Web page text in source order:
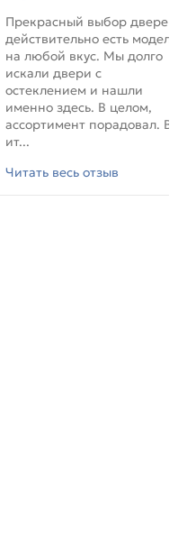
Прекрасный выбор
действительно есть модели
на любой вкус. Мы долго
искали двери с
остеклением и нашли
именно здесь. В целом,
ассортимент порадовал. В
ит...
Читать весь отзыв